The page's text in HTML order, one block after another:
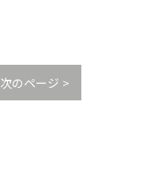
次のページ >